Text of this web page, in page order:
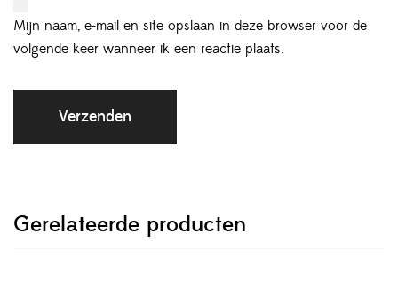
Mijn naam, e-mail en site opslaan in deze browser voor de
volgende keer wanneer ik een reactie plaats.
Gerelateerde producten